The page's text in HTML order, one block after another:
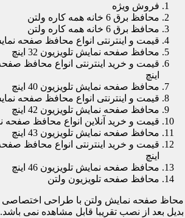
فروش ویژه
محافظ برق 6 خانه همه کاره ولتن
محافظ برق 6 خانه همه کاره ولتن
قیمت و اینترنتی انواع محافظ صفحه نمایش
محافظ صفحه نمایش تلویزیون 32 اینچ
اینچ
محافظ صفحه نمایش تلویزیون 40 اینچ
قیمت و اینترنتی انواع محافظ صفحه نمایش
محافظ صفحه نمایش تلویزیون 42 اینچ
قیمت و خرید آنلاین انواع محافظ صفحه نمایش
محافظ صفحه نمایش تلویزیون 43 اینچ
اینچ
محافظ صفحه نمایش تلویزیون 46 اینچ
محافظ صفحه تلویزیون ولتن
محاظ صفحه نمایش ولتن با طراحی
بدیل بعد از نصب تقریبا قابل مشاهده نمی باشد.